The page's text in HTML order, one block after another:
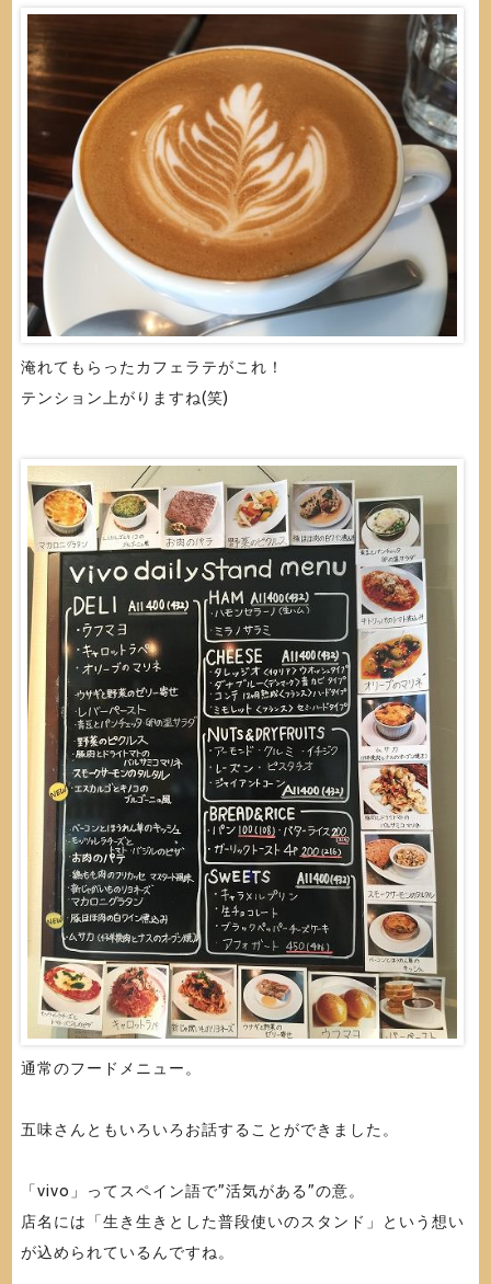
淹れてもらったカフェラテがこれ！
テンション上がりますね(笑)
通常のフードメニュー。
五味さんともいろいろお話することができました。
「vivo」ってスペイン語で”活気がある”の意。
店名には「生き生きとした普段使いのスタンド」という想い
が込められているんですね。